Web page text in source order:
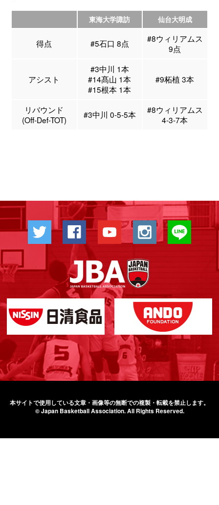
東海大学諏訪 仙台大明成
得点 #5石口 8点
#8ウィリアムス
9点
アシスト
#3中川 1本
#14髙山 1本
#15根本 1本
#9柘植 3本
リバウンド
(Off-Def-TOT)
#3中川 0-5-5本
#8ウィリアムス
4-3-7本
本サイトで使用している文章・画像等の無断での複製・転載を禁止します。
© Japan Basketball Association.All Rights Reserved.